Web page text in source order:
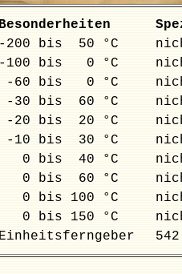
Besonderheiten
-200 bis 50 °C
-100 bis 0 °C
-60 bis 0 °C
-30 bis 60 °C
-20 bis 20 °C
-10 bis 30 °C
0 bis 40 °C
0 bis 60 °C
0 bis 100 °C
0 bis 150 °C
Einheitsferngeber